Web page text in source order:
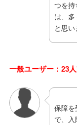
つを持
は、
と思い
一般ユーザー：23
保障を
で、